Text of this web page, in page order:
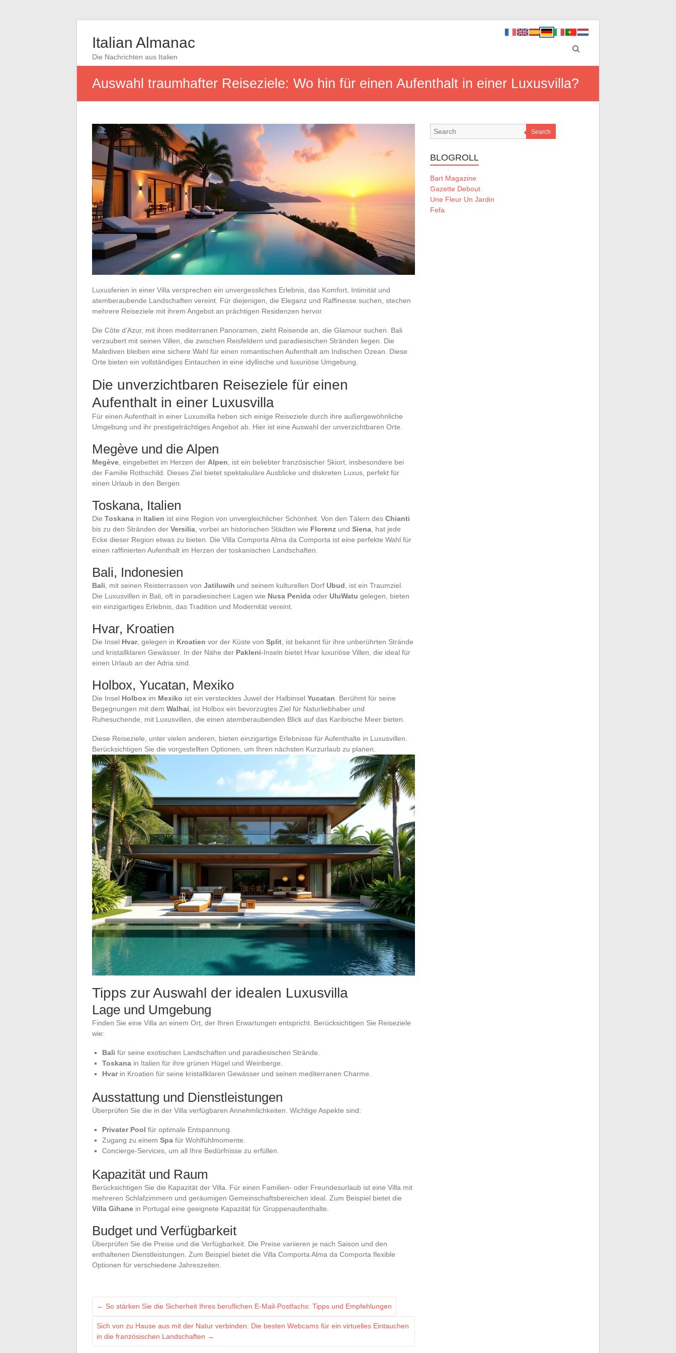
Italian Almanac
Die Nachrichten aus Italien
Auswahl traumhafter Reiseziele: Wo hin für einen Aufenthalt in einer Luxusvilla?
Luxusferien in einer Villa versprechen ein unvergessliches Erlebnis, das Komfort, Intimität und
atemberaubende Landschaften vereint. Für diejenigen, die Eleganz und Raffinesse suchen, stechen
mehrere Reiseziele mit ihrem Angebot an prächtigen Residenzen hervor.
Die Côte d’Azur, mit ihren mediterranen Panoramen, zieht Reisende an, die Glamour suchen. Bali
verzaubert mit seinen Villen, die zwischen Reisfeldern und paradiesischen Stränden liegen. Die
Malediven bleiben eine sichere Wahl für einen romantischen Aufenthalt am Indischen Ozean. Diese
Orte bieten ein vollständiges Eintauchen in eine idyllische und luxuriöse Umgebung.
Die unverzichtbaren Reiseziele für einen
Aufenthalt in einer Luxusvilla
Für einen Aufenthalt in einer Luxusvilla heben sich einige Reiseziele durch ihre außergewöhnliche
Umgebung und ihr prestigeträchtiges Angebot ab. Hier ist eine Auswahl der unverzichtbaren Orte.
Megève und die Alpen
Megève , eingebettet im Herzen der Alpen , ist ein beliebter französischer Skiort, insbesondere bei
der Familie Rothschild. Dieses Ziel bietet spektakuläre Ausblicke und diskreten Luxus, perfekt für
einen Urlaub in den Bergen.
Toskana, Italien
Die Toskana in Italien ist eine Region von unvergleichlicher Schönheit. Von den Tälern des Chianti
bis zu den Stränden der Versilia , vorbei an historischen Städten wie Florenz und Siena , hat jede
Ecke dieser Region etwas zu bieten. Die Villa Comporta Alma da Comporta ist eine perfekte Wahl für
einen raffinierten Aufenthalt im Herzen der toskanischen Landschaften.
Bali, Indonesien
Bali , mit seinen Reisterrassen von Jatiluwih und seinem kulturellen Dorf Ubud , ist ein Traumziel.
Die Luxusvillen in Bali, oft in paradiesischen Lagen wie Nusa Penida oder UluWatu gelegen, bieten
ein einzigartiges Erlebnis, das Tradition und Modernität vereint.
Hvar, Kroatien
Die Insel Hvar, gelegen in Kroatien vor der Küste von Split , ist bekannt für ihre unberührten Strände
und kristallklaren Gewässer. In der Nähe der Pakleni-Inseln bietet Hvar luxuriöse Villen, die ideal für
einen Urlaub an der Adria sind.
Holbox, Yucatan, Mexiko
Die Insel Holbox im Mexiko ist ein verstecktes Juwel der Halbinsel Yucatan . Berühmt für seine
Begegnungen mit dem Walhai , ist Holbox ein bevorzugtes Ziel für Naturliebhaber und
Ruhesuchende, mit Luxusvillen, die einen atemberaubenden Blick auf das Karibische Meer bieten.
Diese Reiseziele, unter vielen anderen, bieten einzigartige Erlebnisse für Aufenthalte in Luxusvillen.
Berücksichtigen Sie die vorgestellten Optionen, um Ihren nächsten Kurzurlaub zu planen.
Tipps zur Auswahl der idealen Luxusvilla
Lage und Umgebung
Finden Sie eine Villa an einem Ort, der Ihren Erwartungen entspricht. Berücksichtigen Sie Reiseziele
wie:
Bali für seine exotischen Landschaften und paradiesischen Strände.
Toskana in Italien für ihre grünen Hügel und Weinberge.
Hvarin Kroatien für seine kristallklaren Gewässer und seinen mediterranen Charme.
Ausstattung und Dienstleistungen
Überprüfen Sie die in der Villa verfügbaren Annehmlichkeiten. Wichtige Aspekte sind:
Privater Pool für optimale Entspannung.
Zugang zu einem Spa für Wohlfühlmomente.
Concierge-Services, um all Ihre Bedürfnisse zu erfüllen.
Kapazität und Raum
Berücksichtigen Sie die Kapazität der Villa. Für einen Familien- oder Freundesurlaub ist eine Villa mit
mehreren Schlafzimmern und geräumigen Gemeinschaftsbereichen ideal. Zum Beispiel bietet die
Villa Gihane in Portugal eine geeignete Kapazität für Gruppenaufenthalte.
Budget und Verfügbarkeit
Überprüfen Sie die Preise und die Verfügbarkeit. Die Preise variieren je nach Saison und den
enthaltenen Dienstleistungen. Zum Beispiel bietet die Villa Comporta Alma da Comporta flexible
Optionen für verschiedene Jahreszeiten.
← So stärken Sie die Sicherheit Ihres beruflichen E-Mail-Postfachs: Tipps und Empfehlungen
Sich von zu Hause aus mit der Natur verbinden: Die besten Webcams für ein virtuelles Eintauchen
in die französischen Landschaften →
Search
BLOGROLL
Bart Magazine
Gazette Debout
Une Fleur Un Jardin
Fefa